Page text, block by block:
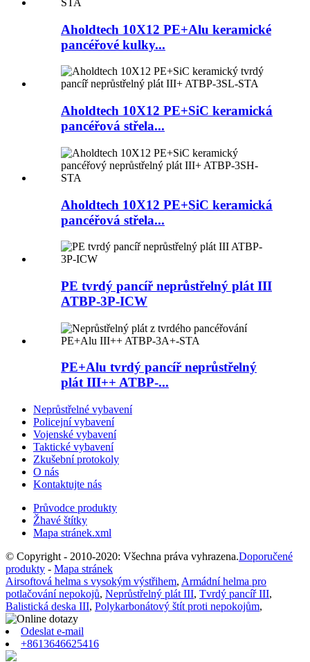
Aholdtech 10X12 PE+Alu keramické
pancéřové kulky...
Aholdtech 10X12 PE+SiC keramická
pancéřová střela...
Aholdtech 10X12 PE+SiC keramická
pancéřová střela...
PE tvrdý pancíř neprůstřelný plát III
ATBP-3P-ICW
PE+Alu tvrdý pancíř neprůstřelný
plát III++ ATBP-...
Neprůstřelné vybavení
Policejní vybavení
Vojenské vybavení
Taktické vybavení
Zkušební protokoly
O nás
Kontaktujte nás
Průvodce produkty
Žhavé štítky
Mapa stránek.xml
© Copyright - 2010-2020: Všechna práva vyhrazena.Doporučené
produkty - Mapa stránek
Airsoftová helma s vysokým výstřihem, Armádní helma pro
potlačování nepokojů, Neprůstřelný plát III, Tvrdý pancíř III,
Balistická deska III, Polykarbonátový štít proti nepokojům,
Odeslat e-mail
+8613646625416